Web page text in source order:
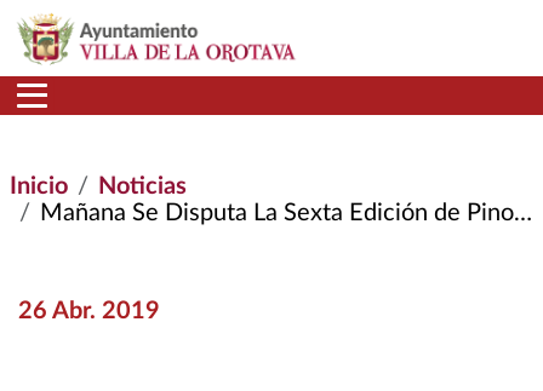
Pasar al contenido principal
Inicio
Noticias
Mañana Se Disputa La Sexta Edición de Pinolere Trail
26 Abr. 2019